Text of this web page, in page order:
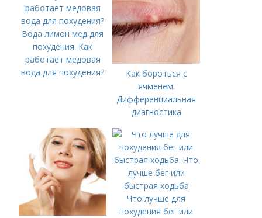
Вода лимон мед для
похудения. Как
работает медовая
вода для похудения?
Как бороться с
ячменем.
Дифференциальная
диагностика
Что лучше для
похудения бег или